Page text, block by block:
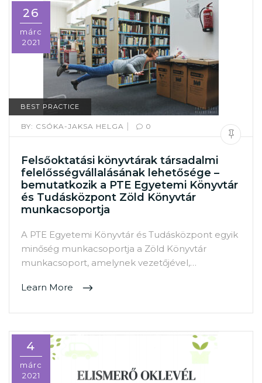
26
márc
2021
BEST PRACTICE
BY: CSÓKA-JAKSA HELGA | 0
Felsőoktatási könyvtárak társadalmi
felelősségvállalásának lehetősége –
bemutatkozik a PTE Egyetemi Könyvtár
és Tudásközpont Zöld Könyvtár
munkacsoportja
A PTE Egyetemi Könyvtár és Tudásközpont egyik
minőség munkacsoportja a Zöld Könyvtár
munkacsoport, amelynek vezetőjével,…
Learn More
4
márc
2021